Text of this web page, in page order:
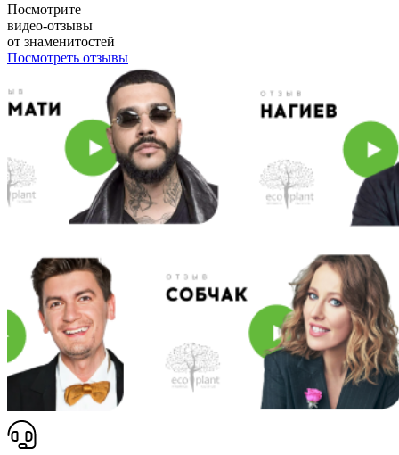
Посмотрите
видео-отзывы
от знаменитостей
Посмотреть отзывы